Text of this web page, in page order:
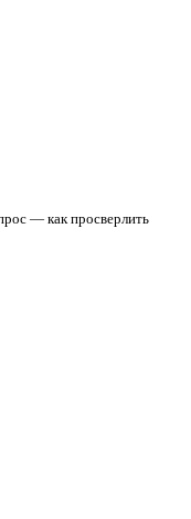
— как просверлить